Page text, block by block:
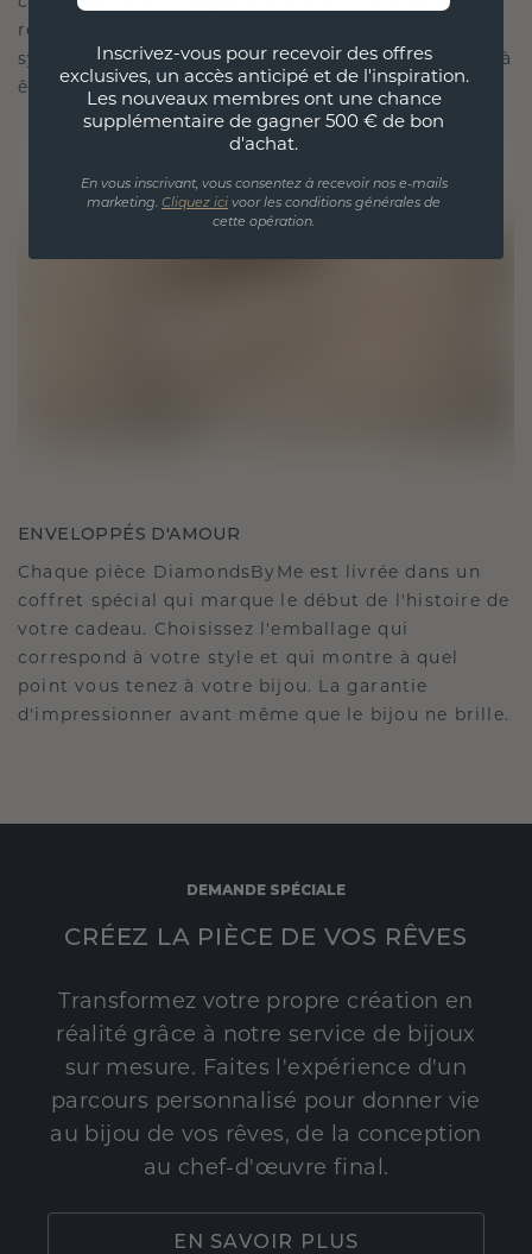
résister à l'épreuve du temps. Elle devient votre
symbole d'amour et de moments chéris, destinée à
être portée et chérie pour toujours.
ENVELOPPÉS D'AMOUR
Chaque pièce DiamondsByMe est livrée dans un
coffret spécial qui marque le début de l'histoire de
votre cadeau. Choisissez l'emballage qui
correspond à votre style et qui montre à quel
point vous tenez à votre bijou. La garantie
d'impressionner avant même que le bijou ne brille.
DEMANDE SPÉCIALE
CRÉEZ LA PIÈCE DE VOS RÊVES
Transformez votre propre création en
réalité grâce à notre service de bijoux
sur mesure. Faites l'expérience d'un
parcours personnalisé pour donner vie
au bijou de vos rêves, de la conception
au chef-d'œuvre final.
EN SAVOIR PLUS
Inscrivez-vous pour recevoir des offres
exclusives, un accès anticipé et de l'inspiration.
Les nouveaux membres ont une chance
supplémentaire de gagner 500 € de bon
d'achat.
En vous inscrivant, vous consentez à recevoir nos e-mails
marketing. Cliquez ici voor les conditions générales de
cette opération.